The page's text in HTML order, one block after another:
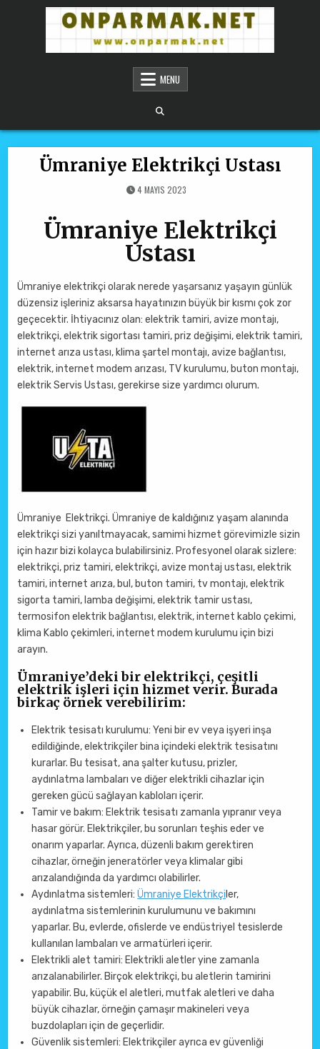
Skip to content
ONPARMAKNET SITELERMENU
Ümraniye Elektrikçi Ustası
4 MAYIS 2023
Ümraniye Elektrikçi
Ustası
Ümraniye elektrikçi olarak nerede yaşarsanız yaşayın günlük
düzensiz işleriniz aksarsa hayatınızın büyük bir kısmı çok zor
geçecektir. İhtiyacınız olan: elektrik tamiri, avize montajı,
elektrikçi, elektrik sigortası tamiri, priz değişimi, elektrik tamiri,
internet arıza ustası, klima şartel montajı, avize bağlantısı,
elektrik, internet modem arızası, TV kurulumu, buton montajı,
elektrik Servis Ustası, gerekirse size yardımcı olurum.
Ümraniye Elektrikçi. Ümraniye de kaldığınız yaşam alanında
elektrikçi sizi yanıltmayacak, samimi hizmet görevimizle sizin
için hazır bizi kolayca bulabilirsiniz. Profesyonel olarak sizlere:
elektrikçi, priz tamiri, elektrikçi, avize montaj ustası, elektrik
tamiri, internet arıza, bul, buton tamiri, tv montajı, elektrik
sigorta tamiri, lamba değişimi, elektrik tamir ustası,
termosifon elektrik bağlantısı, elektrik, internet kablo çekimi,
klima Kablo çekimleri, internet modem kurulumu için bizi
arayın.
Ümraniye’deki bir elektrikçi, çeşitli
elektrik işleri için hizmet verir. Burada
birkaç örnek verebilirim:
Elektrik tesisatı kurulumu: Yeni bir ev veya işyeri inşa
edildiğinde, elektrikçiler bina içindeki elektrik tesisatını
kurarlar. Bu tesisat, ana şalter kutusu, prizler,
aydınlatma lambaları ve diğer elektrikli cihazlar için
gereken gücü sağlayan kabloları içerir.
Tamir ve bakım: Elektrik tesisatı zamanla yıpranır veya
hasar görür. Elektrikçiler, bu sorunları teşhis eder ve
onarım yaparlar. Ayrıca, düzenli bakım gerektiren
cihazlar, örneğin jeneratörler veya klimalar gibi
arızalandığında da yardımcı olabilirler.
Aydınlatma sistemleri:Ümraniye Elektrikçi ler,
aydınlatma sistemlerinin kurulumunu ve bakımını
yaparlar. Bu, evlerde, ofislerde ve endüstriyel tesislerde
kullanılan lambaları ve armatürleri içerir.
Elektrikli alet tamiri: Elektrikli aletler yine zamanla
arızalanabilirler. Birçok elektrikçi, bu aletlerin tamirini
yapabilir. Bu, küçük el aletleri, mutfak aletleri ve daha
büyük cihazlar, örneğin çamaşır makineleri veya
buzdolapları için de geçerlidir.
Güvenlik sistemleri: Elektrikçiler ayrıca ev güvenliği